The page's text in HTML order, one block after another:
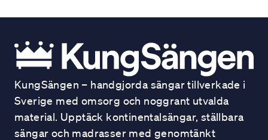
KungSängen – handgjorda sängar tillverkade i
Sverige med omsorg och noggrant utvalda
material. Upptäck kontinentalsängar, ställbara
sängar och madrasser med genomtänkt